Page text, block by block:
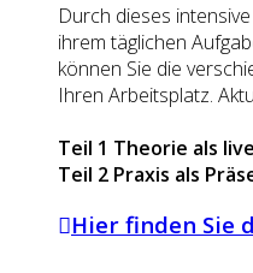
Durch dieses
ihrem täglichen
können Sie die
Ihren Arbeitsplatz.
Teil 1 Theorie als
Teil 2 Praxis als
Hier finden Sie